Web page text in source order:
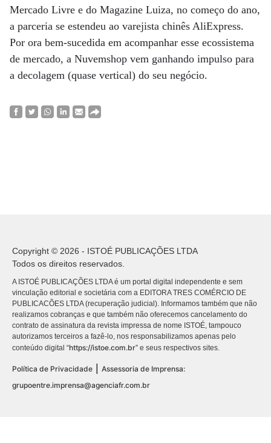
Mercado Livre e do Magazine Luiza, no começo do ano,
a parceria se estendeu ao varejista chinês AliExpress.
Por ora bem-sucedida em acompanhar esse ecossistema
de mercado, a Nuvemshop vem ganhando impulso para
a decolagem (quase vertical) do seu negócio.
Copyright © 2026 - ISTOÉ PUBLICAÇÕES LTDA
Todos os direitos reservados.
A ISTOÉ PUBLICAÇÕES LTDA é um portal digital independente e sem
vinculação editorial e societária com a EDITORA TRES COMÉRCIO DE
PUBLICACÕES LTDA (recuperação judicial). Informamos também que não
realizamos cobranças e que também não oferecemos cancelamento do
contrato de assinatura da revista impressa de nome ISTOÉ, tampouco
autorizamos terceiros a fazê-lo, nos responsabilizamos apenas pelo
conteúdo digital “https://istoe.com.br” e seus respectivos sites.
Política de Privacidade
Assessoria de Imprensa:
grupoentre.imprensa@agenciafr.com.br